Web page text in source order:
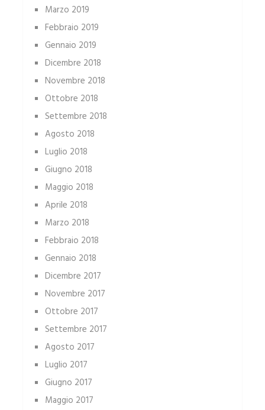
Marzo 2019
Febbraio 2019
Gennaio 2019
Dicembre 2018
Novembre 2018
Ottobre 2018
Settembre 2018
Agosto 2018
Luglio 2018
Giugno 2018
Maggio 2018
Aprile 2018
Marzo 2018
Febbraio 2018
Gennaio 2018
Dicembre 2017
Novembre 2017
Ottobre 2017
Settembre 2017
Agosto 2017
Luglio 2017
Giugno 2017
Maggio 2017